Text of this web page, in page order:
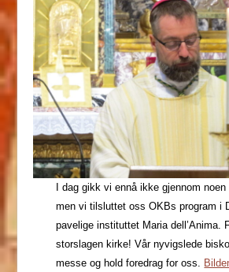
I dag gikk vi ennå ikke gjennom
men vi tilsluttet oss OKBs program i
pavelige instituttet Maria dell’Anima.
storslagen kirke! Vår nyvigslede
messe og hold foredrag for oss.